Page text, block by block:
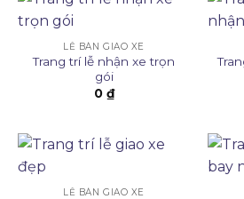
LỄ BÀN GIAO XE
Trang trí lễ nhận xe trọn
gói
0 ₫
LỄ BÀN GIAO XE